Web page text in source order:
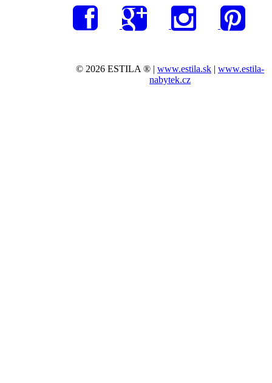
© 2026 ESTILA ® |www.estila.sk |www.estila-
nabytek.cz